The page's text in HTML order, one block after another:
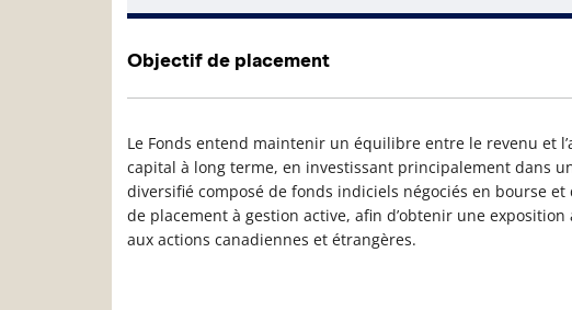
Objectif de placement
Le Fonds entend maintenir un équilibre entre le revenu et
capital à long terme, en investissant principalement dans
diversifié composé de fonds indiciels négociés en bourse et
de placement à gestion active, afin d’obtenir une
aux actions canadiennes et étrangères.